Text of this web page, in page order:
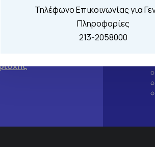
Τηλέφωνο Επικοινωνίας για
Πληροφορίες
213-2058000